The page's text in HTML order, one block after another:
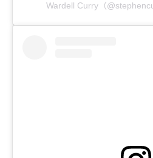
Wardell Curry（